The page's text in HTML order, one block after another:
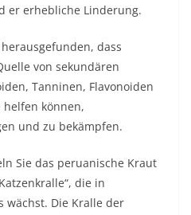
er erhebliche Linderung.
dass
von sekundären
Tanninen, Flavonoiden
können,
und zu bekämpfen.
Sie das peruanische Kraut
die in
wächst. Die Kralle der